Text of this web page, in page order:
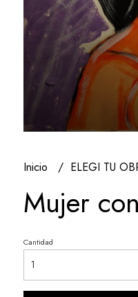
Inicio ELEGI TU
Mujer
Cantidad